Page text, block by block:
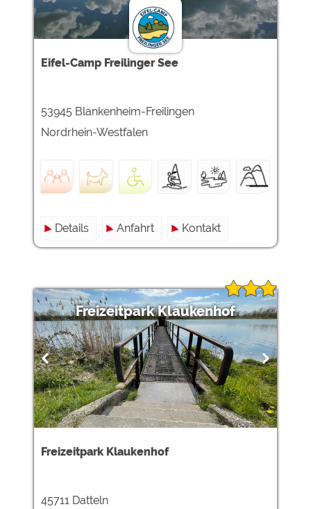
Eifel-Camp Freilinger See
53945 Blankenheim-Freilingen
Nordrhein-Westfalen
Details Anfahrt Kontakt
Freizeitpark Klaukenhof
Freizeitpark Klaukenhof
45711 Datteln